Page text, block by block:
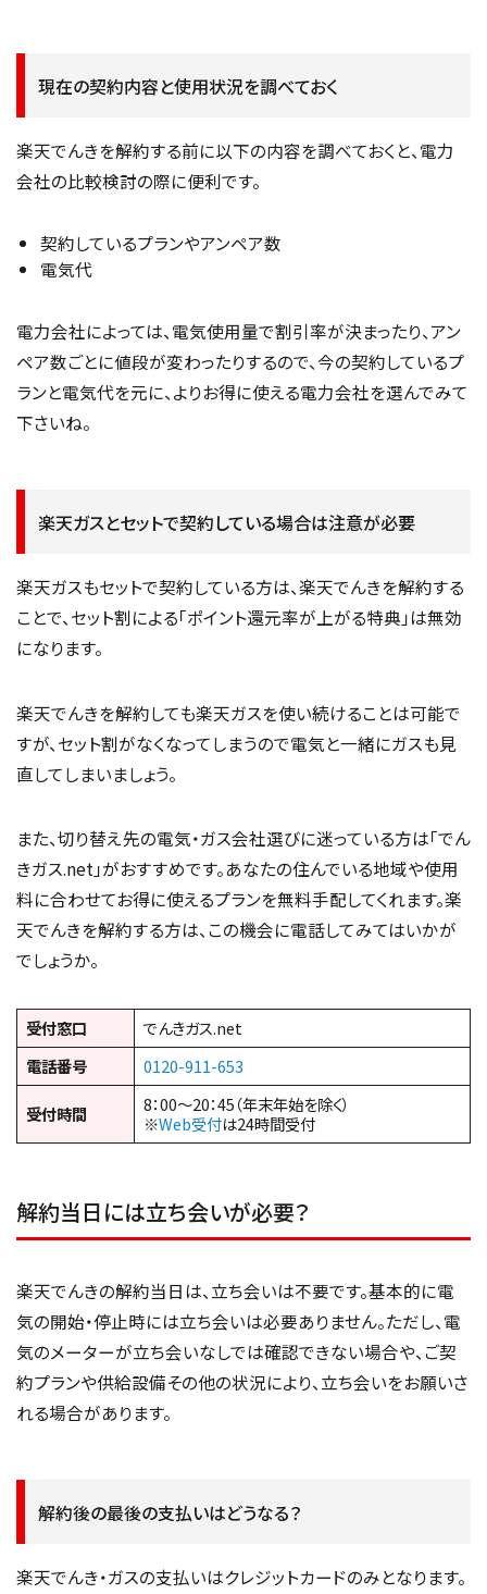
現在の契約内容と使用状況を調べておく
楽天でんきを解約する前に以下の内容を調べておくと、電力
会社の比較検討の際に便利です。
契約しているプランやアンペア数
電気代
電力会社によっては、電気使用量で割引率が決まったり、アン
ペア数ごとに値段が変わったりするので、今の契約しているプ
ランと電気代を元に、よりお得に使える電力会社を選んでみて
下さいね。
楽天ガスとセットで契約している場合は注意が必要
楽天ガスもセットで契約している方は、楽天でんきを解約する
ことで、セット割による「ポイント還元率が上がる特典」は無効
になります。
楽天でんきを解約しても楽天ガスを使い続けることは可能で
すが、セット割がなくなってしまうので電気と一緒にガスも見
直してしまいましょう。
また、切り替え先の電気・ガス会社選びに迷っている方は「でん
きガス.net」がおすすめです。あなたの住んでいる地域や使用
料に合わせてお得に使えるプランを無料手配してくれます。楽
天でんきを解約する方は、この機会に電話してみてはいかが
でしょうか。
受付窓口
でんきガス.net
電話番号
0120-911-653
受付時間
8：00～20：45（年末年始を除く）
※Web受付は24時間受付
解約当日には立ち会いが必要？
楽天でんきの解約当日は、立ち会いは不要です。基本的に電
気の開始・停止時には立ち会いは必要ありません。ただし、電
気のメーターが立ち会いなしでは確認できない場合や、ご契
約プランや供給設備その他の状況により、立ち会いをお願いさ
れる場合があります。
解約後の最後の支払いはどうなる？
楽天でんき・ガスの支払いはクレジットカードのみとなります。